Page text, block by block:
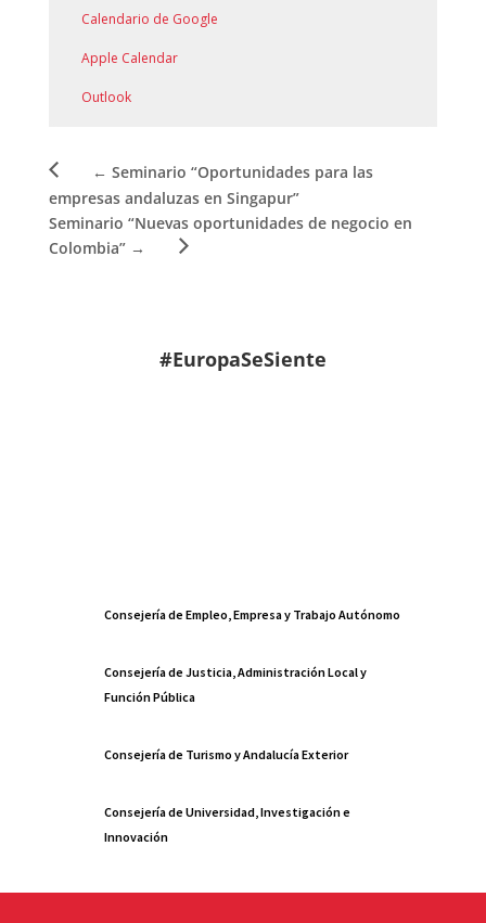
Calendario de Google
Apple Calendar
Outlook
← Seminario “Oportunidades para las
empresas andaluzas en Singapur”
Seminario “Nuevas oportunidades de negocio en
Colombia”→
#EuropaSeSiente
Consejería de Empleo, Empresa y Trabajo Autónomo
Consejería de Justicia, Administración Local y
Función Pública
Consejería de Turismo y Andalucía Exterior
Consejería de Universidad, Investigación e
Innovación